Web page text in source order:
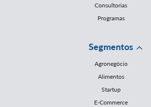
Consultorias
Programas
Segmentos
Agronegócio
Alimentos
Startup
E-Commerce